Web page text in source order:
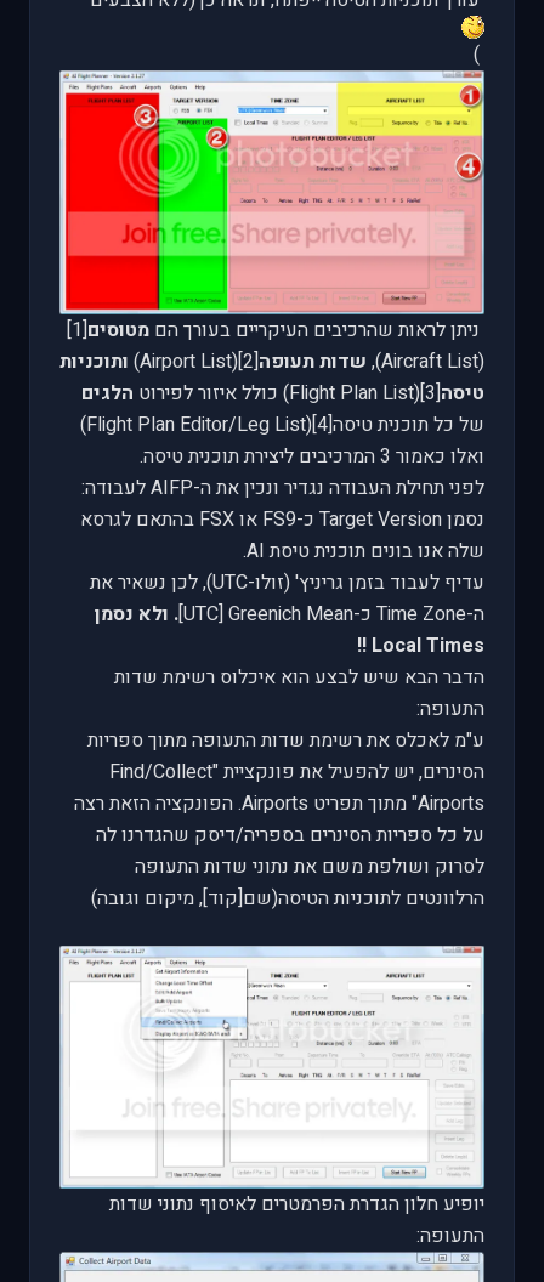
)
ניתן לראות שהרכיבים העיקריים בעורך הם מטוסים [1]
(
Aircraft List
), שדות תעופה[2](
Airport List
) ותוכניות
טיסה[3](
Flight Plan List) כולל איזור לפירוט הלגים
של כל תוכנית טיסה[4](
Flight Plan Editor/Leg List
)
ואלו כאמור 3 המרכיבים ליצירת תוכנית טיסה.
לפני תחילת העבודה נגדיר ונכין את ה-AIFPלעבודה:
נסמןTarget Version כ-FS9 אוFSX בהתאם לגרסא
שלה אנו בונים תוכנית טיסתAI
.
עדיף לעבוד בזמן גריניץ' (זולו-UTC), לכן נשאיר את
ה-Time Zone כ-[UTC] Greenich Mean. ולא נסמן
Local Times
!!
הדבר הבא שיש לבצע הוא איכלוס רשימת שדות
התעופה:
ע"מ לאכלס את רשימת שדות התעופה מתוך ספריות
הסינרים, יש להפעיל את פונקציית "Find/Collect
Airports" מתוך תפריט Airports. הפונקציה הזאת רצה
על כל ספריות הסינרים בספריה/דיסק שהגדרנו לה
לסרוק ושולפת משם את נתוני שדות התעופה
הרלוונטים לתוכניות הטיסה(שם[קוד], מיקום וגובה)
יופיע חלון הגדרת הפרמטרים לאיסוף נתוני שדות
התעופה: